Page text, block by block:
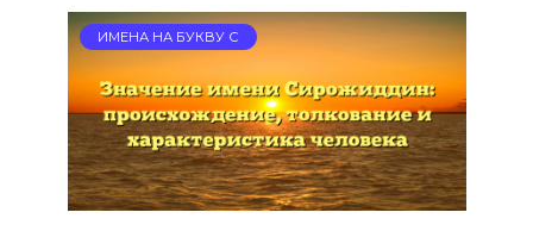
ИМЕНА НА БУКВУ С